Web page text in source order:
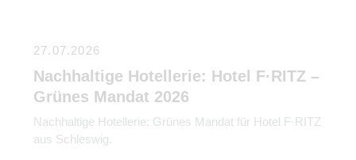
27.07.2026
Nachhaltige Hotellerie: Hotel F·RITZ –
Grünes Mandat 2026
Nachhaltige Hotellerie: Grünes Mandat für Hotel F·RITZ
aus Schleswig.